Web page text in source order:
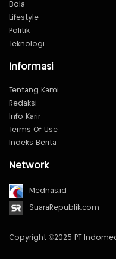
Bola
Lifestyle
Politik
Teknologi
Informasi
Tentang Kami
Redaksi
Info Karir
Terms Of Use
Indeks Berita
Network
Mednas.id
SuaraRepublik.com
Copyright ©2025 PT